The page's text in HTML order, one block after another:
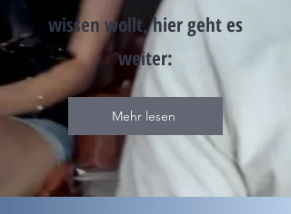
wissen wollt, hier geht es
weiter:
Mehr lesen